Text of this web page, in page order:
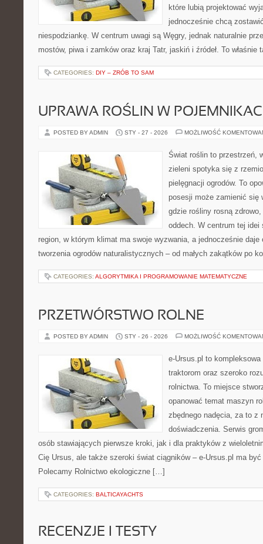
które lubią projektować
jednocześnie chcą
niespodziankę. W centrum uwagi są Węgry, jednak naturalnie
mostów, piwa i zamków oraz kraj Tatr, jaskiń i źródeł. To
CATEGORIES: DIY – ZRÓB TO SAM
UPRAWA ROŚLIN W
POSTED BY ADMIN STY - 27 - 2026 MOŻLIWOŚĆ
Świat roślin to przestrzeń,
zieleni spotyka się z
pielęgnacji ogrodów. To
posesji może zamienić się
gdzie rośliny rosną
oddech. W centrum tej
region, w którym klimat ma swoje wyzwania, a jednocześnie daje
tworzenia ogrodów naturalistycznych – od małych zakątków po
CATEGORIES: ALGORYTMIKA I PROGRAMOWANIE MATEMATYCZNE
PRZETWÓRSTWO ROLNE
POSTED BY ADMIN STY - 26 - 2026 MOŻLIWOŚĆ
e-Ursus.pl to
traktorom oraz szeroko
rolnictwa. To miejsce
opanować temat maszyn
zbędnego nadęcia, za to z
doświadczenia. Serwis
osób stawiających pierwsze kroki, jak i dla praktyków z
Cię Ursus, ale także szeroki świat ciągników – e-Ursus.pl ma
Polecamy Rolnictwo ekologiczne […]
CATEGORIES: BALTICAYACHTS
RECENZJE I TESTY